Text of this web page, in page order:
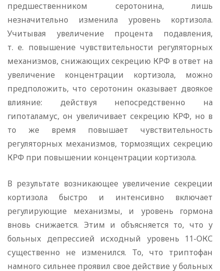
предшественником серотонина, лишь
незначительно изменила уровень кортизола.
Учитывая увеличение процента подавления,
т. е. повышение чувствительности регуляторных
механизмов, снижающих секрецию КРФ в ответ на
увеличение концентрации кортизола, можно
предположить, что серотонин оказывает двоякое
влияние: действуя непосредственно на
гипоталамус, он увеличивает секрецию КРФ, но в
то же время повышает чувствительность
регуляторных механизмов, тормозящих секрецию
КРФ при повышении концентрации кортизола.
В результате возникающее увеличение секреции
кортизола быстро и интенсивно включает
регулирующие механизмы, и уровень гормона
вновь снижается. Этим и объясняется то, что у
больных депрессией исходный уровень 11-ОКС
существенно не изменился. То, что триптофан
намного сильнее проявил свое действие у больных